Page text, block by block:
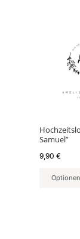
Samuel”
9,90 €